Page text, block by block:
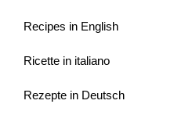
Recipes in English
Ricette in italiano
Rezepte in Deutsch